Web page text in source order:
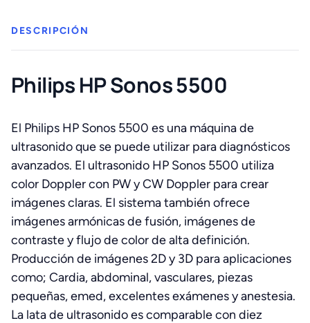
DESCRIPCIÓN
Philips HP Sonos 5500
El Philips HP Sonos 5500 es una máquina de
ultrasonido que se puede utilizar para diagnósticos
avanzados. El ultrasonido HP Sonos 5500 utiliza
color Doppler con PW y CW Doppler para crear
imágenes claras. El sistema también ofrece
imágenes armónicas de fusión, imágenes de
contraste y flujo de color de alta definición.
Producción de imágenes 2D y 3D para aplicaciones
como; Cardia, abdominal, vasculares, piezas
pequeñas, emed, excelentes exámenes y anestesia.
La lata de ultrasonido es comparable con diez